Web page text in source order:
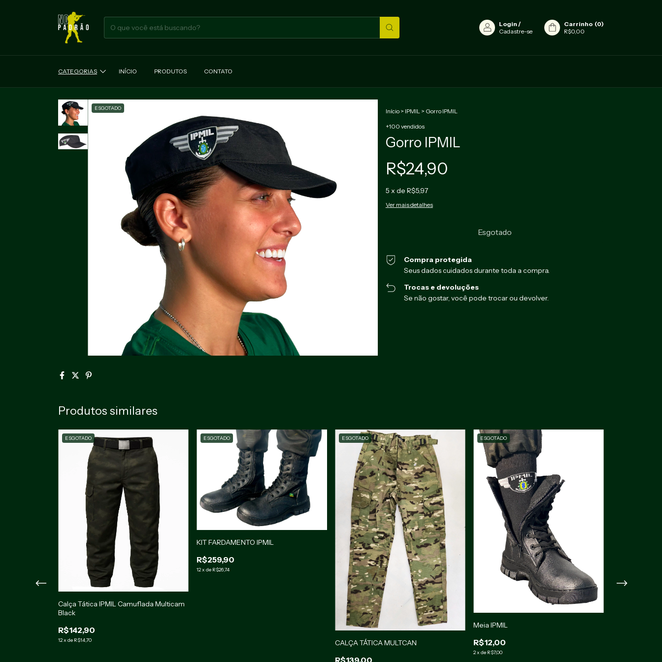
Login /
Cadastre-se
Carrinho (0)
R$0,00
CATEGORIAS INÍCIO PRODUTOS CONTATO
ESGOTADO Início > IPMIL > Gorro IPMIL
+100 vendidos
Gorro IPMIL
R$24,90
5 x de R$5,97
Ver mais detalhes
Compra protegida
Seus dados cuidados durante toda a compra.
Trocas e devoluções
Se não gostar, você pode trocar ou devolver.
Produtos similares
ESGOTADO
Calça Tática IPMIL Camuflada Multicam
Black
R$142,90
12x de R$14,70
ESGOTADO
KIT FARDAMENTO IPMIL
R$259,90
12x de R$26,74
ESGOTADO
CALÇA TÁTICA MULTCAN
R$139,00
ESGOTADO
Meia IPMIL
R$12,00
2x de R$7,00